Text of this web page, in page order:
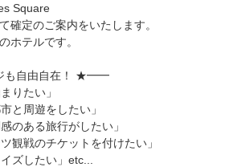
Square
確定のご案内をいたします。
ホテルです。
も自由自在！ ★━━
りたい」
と周遊をしたい」
のある旅行がしたい」
観戦のチケットを付けたい」
ズしたい」etc...